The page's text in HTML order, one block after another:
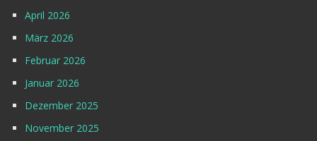
April 2026
März 2026
Februar 2026
Januar 2026
Dezember 2025
November 2025